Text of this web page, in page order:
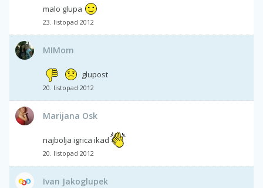
malo glupa
23. listopad 2012
MIMom
glupost
20. listopad 2012
Marijana Osk
najbolja igrica ikad
20. listopad 2012
Ivan Jakoglupek